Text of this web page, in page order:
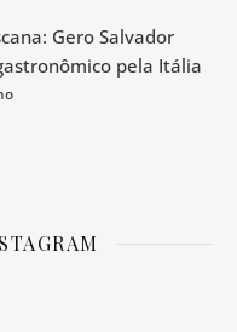
Gero Salvador
pela Itália